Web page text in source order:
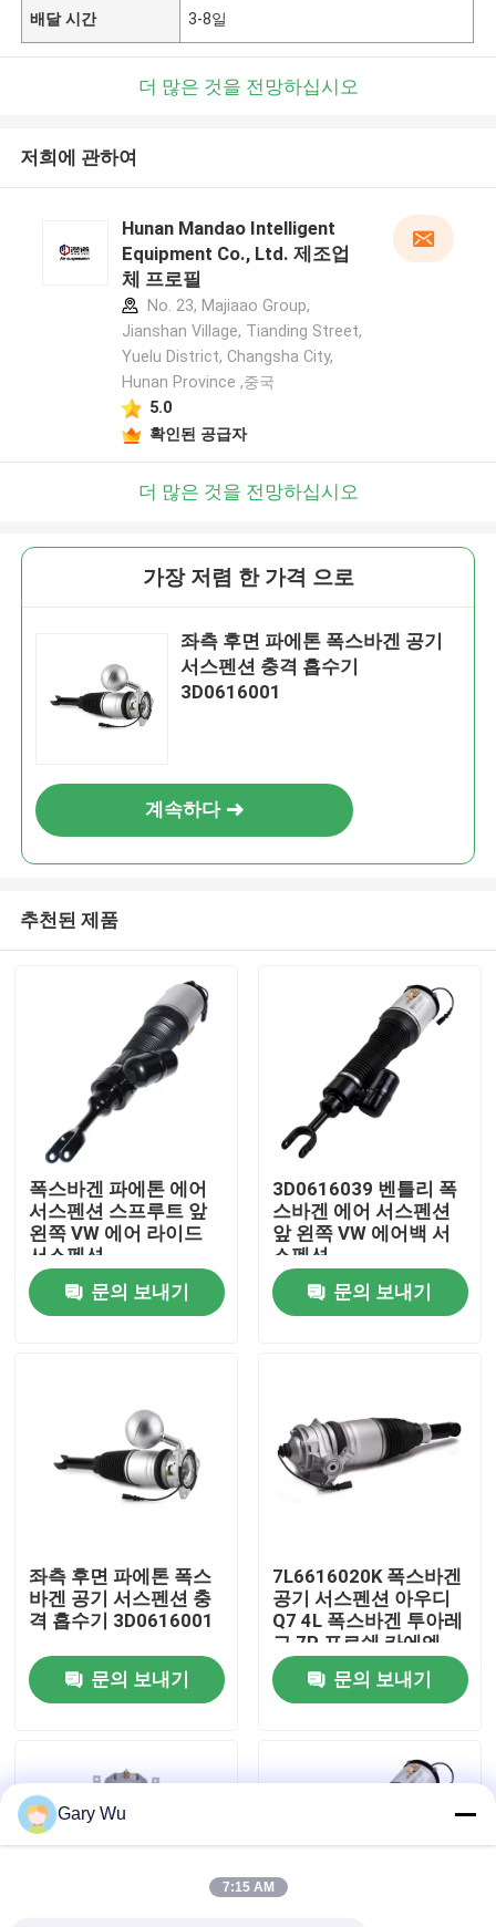
우리 에 관한 것
공장 투어
품질 관리
저희와 연락
사건
배달 시간 3-8일
더 많은 것을 전망하십시오
저희에 관하여
Hunan Mandao Intelligent
Equipment Co., Ltd. 제조업
체 프로필
No. 23, Majiaao Group,
Jianshan Village, Tianding Street,
Yuelu District, Changsha City,
Hunan Province ,중국
5.0
확인된 공급자
더 많은 것을 전망하십시오
가장 저렴 한 가격 으로
좌측 후면 파에톤 폭스바겐 공기
서스펜션 충격 흡수기
3D0616001
계속하다
추천된 제품
폭스바겐 파에톤 에어
서스펜션 스프루트 앞
왼쪽 VW 에어 라이드
서스펜션
3D0616039AA
문의 보내기
3D0616039 벤틀리 폭
스바겐 에어 서스펜션
앞 왼쪽 VW 에어백 서
스펜션
문의 보내기
좌측 후면 파에톤 폭스
바겐 공기 서스펜션 충
격 흡수기 3D0616001
문의 보내기
7L6616020K 폭스바겐
공기 서스펜션 아우디
Q7 4L 폭스바겐 투아레
그 7P 포르쉐 카에엔
92A
문의 보내기
Gary Wu
7:15 AM